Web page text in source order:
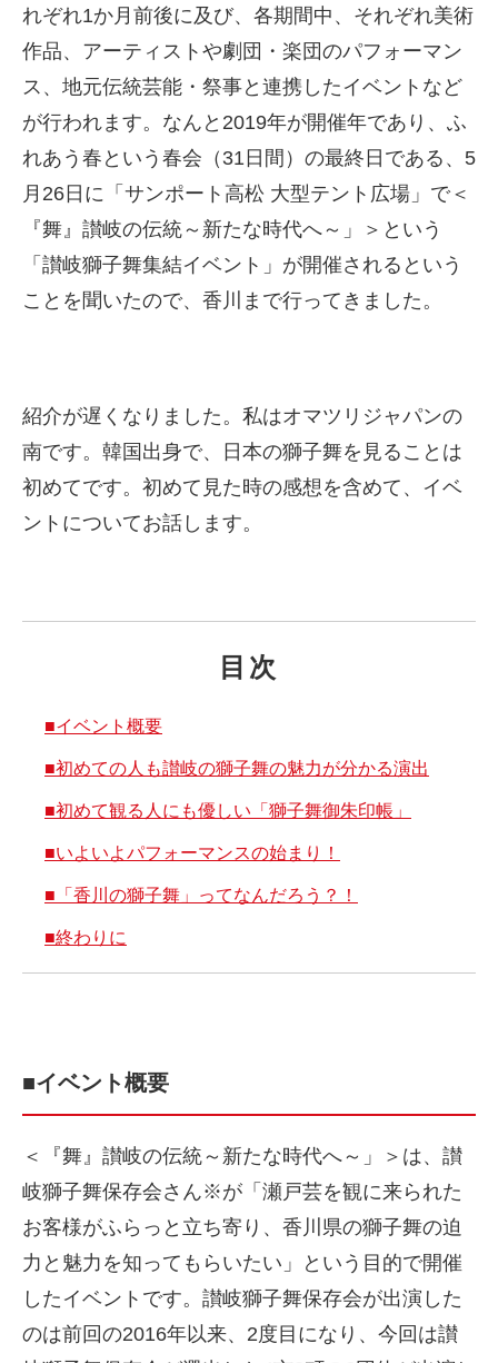
れぞれ1か月前後に及び、各期間中、それぞれ美術
作品、アーティストや劇団・楽団のパフォーマン
ス、地元伝統芸能・祭事と連携したイベントなど
が行われます。なんと2019年が開催年であり、ふ
れあう春という春会（31日間）の最終日である、 5
月26日に「サンポート高松 大型テント広場」で＜
『舞』讃岐の伝統～新たな時代へ～」＞という
「讃岐獅子舞集結イベント」が開催されるという
ことを聞いたので、香川まで行ってきました。
紹介が遅くなりました。私はオマツリジャパンの
南です。韓国出身で、日本の獅子舞を見ることは
初めてです。初めて見た時の感想を含めて、イベ
ントについてお話します。
目次
■イベント概要
■初めての人も讃岐の獅子舞の魅力が分かる演出
■初めて観る人にも優しい「獅子舞御朱印帳」
■いよいよパフォーマンスの始まり！
■「香川の獅子舞」ってなんだろう？！
■終わりに
■イベント概要
＜『舞』讃岐の伝統～新たな時代へ～」＞は、讃
岐獅子舞保存会さん※が 「瀬戸芸を観に来られた
お客様がふらっと立ち寄り、香川県の獅子舞の迫
力と魅力を知ってもらいたい」という 目的で開催
したイベントです。讃岐獅子舞保存会が出演した
のは前回の2016年以来、2度目になり、今回は讃